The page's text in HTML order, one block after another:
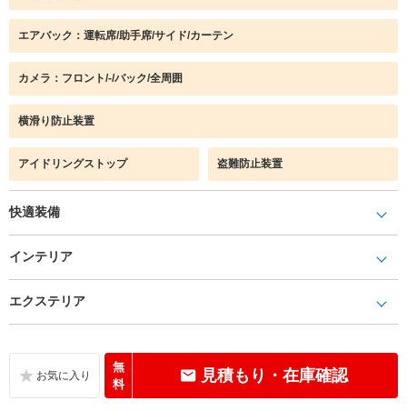
エアバック：運転席/助手席/サイド/カーテン
カメラ：フロント/-/バック/全周囲
横滑り防止装置
アイドリングストップ 盗難防止装置
快適装備
インテリア
エクステリア
無
料
見積もり・在庫確認